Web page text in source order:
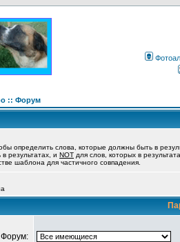
:: Форум
определить слова, которые должны быть в
результатах, и NOT для слов, которых в
шаблона для частичного совпадения.
Форум: